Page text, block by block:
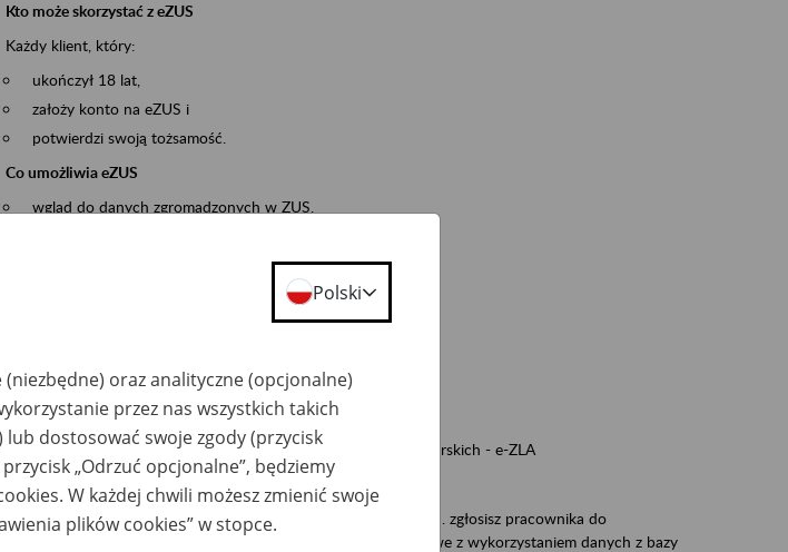
Kto może skorzystać z eZUS
Każdy klient, który:
ukończył 18 lat,
założy konto na eZUS i
potwierdzi swoją tożsamość.
Co umożliwia eZUS
wgląd do danych zgromadzonych w ZUS,
składanie wniosków i otrzymywanie na nie odpowiedzi,
zadawanie pytań i otrzymywanie odpowiedzi z ZUS,
umawianie się na wizyty w jednostce ZUS.
możesz sprawdzić swoje dane zapisane na koncie w ZUS,
masz dostęp do informacji o stanie konta ubezpieczonego,
masz dostę do informacji o wystawionych zwolnieniach lekarskich - e-ZLA
Jeśli jesteś płatnikiem składek (np. przedsiębiorcą)
możesz skorzystać z aplikacji ePłatnik, za pomocą której m.in. zgłosisz pracownika do
ubezpieczeń, wypełnisz i przekażesz dokumenty rozliczeniowe z wykorzystaniem danych z bazy
Polski
oraz analityczne (opcjonalne)
przez nas wszystkich takich
lub dostosować swoje zgody (przycisk
„Odrzuć opcjonalne”, będziemy
W każdej chwili możesz zmienić swoje
plików cookies” w stopce.